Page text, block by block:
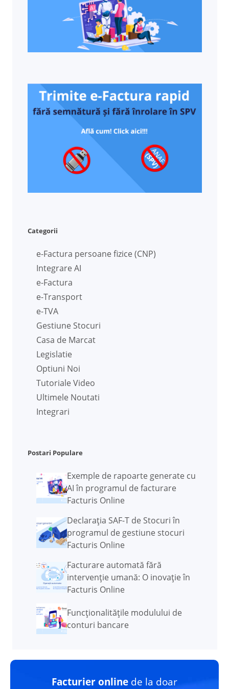
cumparator (este marcata cu rosu) Partial
Platita - factura a fost emisa si platita partial
de catre cumparator (este marcata cu gri)
Platita - factura a fost emisa si platita de
anumite motive (este marcata cu verde)
Puteti printa o factura selectata prin simpla
apasare a unui dublu-click pe factura
selectata. PDF – permite exportul
inregistrarilor in format PDF. XLS – permite
exportul inregistrarilor in format XLS.
Categorii
e-Factura persoane fizice (CNP)
Integrare AI
e-Factura
e-Transport
e-TVA
Gestiune Stocuri
Casa de Marcat
Legislatie
Optiuni Noi
Tutoriale Video
Ultimele Noutati
Integrari
Postari Populare
Exemple de rapoarte generate cu
AI în programul de facturare
Facturis Online
Declarația SAF-T de Stocuri în
programul de gestiune stocuri
Facturis Online
Facturare automată fără
intervenție umană: O inovație în
Facturis Online
Funcţionalităţile modulului de
conturi bancare
Facturier online de la doar